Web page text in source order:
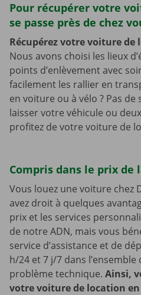
Pour récupérer votre
se passe près de chez
Récupérez votre voiture de
Nous avons choisi les lieux
points d’enlèvement avec
facilement les rallier en
en voiture ou à vélo ? Pas de
laisser votre véhicule ou
profitez de votre voiture de
Compris dans le prix de
Vous louez une voiture chez
avez droit à quelques
prix et les services
de notre ADN, mais vous
service d’assistance et de
h/24 et 7 j/7 dans l’ensemble
problème technique. Ainsi,
votre voiture de location